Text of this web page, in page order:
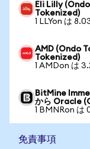
Eli Lilly
Tokenized)
1 LLYon は
AMD (Ondo
Tokenized)
1 AMDon は
BitMine
から Oracle
1 BMNRon は
免責事項